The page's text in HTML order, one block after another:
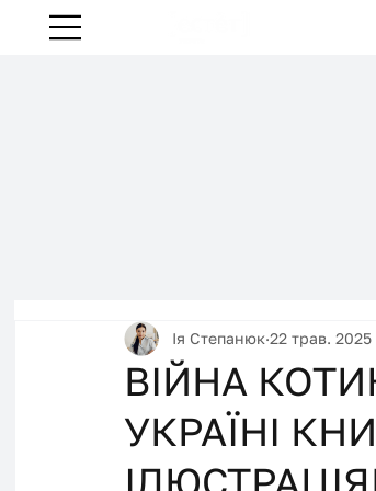
ВІЙНА
УКРАЇНІ
Ія Степанюк 22 трав. 2025